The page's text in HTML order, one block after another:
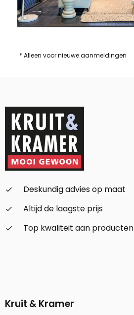
* Alleen voor nieuwe aanmeldingen
check_small
Deskundig advies op maat
check_small
Altijd de laagste prijs
check_small
Top kwaliteit aan producten
Kruit & Kramer